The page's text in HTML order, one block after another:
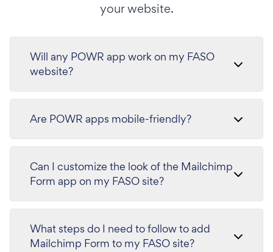
your website.
Will any POWR app work on my FASO
website?
Are POWR apps mobile-friendly?
Can I customize the look of the Mailchimp
Form app on my FASO site?
What steps do I need to follow to add
Mailchimp Form to my FASO site?